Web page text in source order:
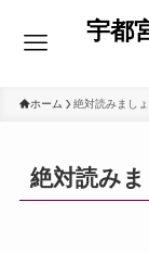
宇都
ホーム 絶対読みましょ
絶対読みま